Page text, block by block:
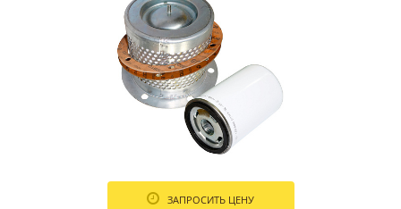
ЗАПРОСИТЬ ЦЕНУ